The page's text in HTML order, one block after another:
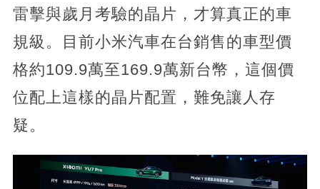
雷擊與歲月考驗的晶片，才算真正的車
規級。目前小米汽車在台銷售的車型價
格約109.9萬至169.9萬新台幣，這個價
位配上這樣的晶片配置，難免讓人存
疑。